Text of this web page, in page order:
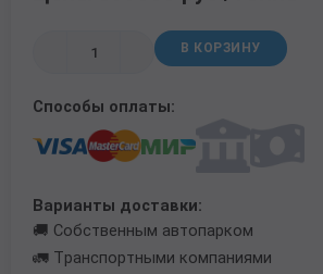
В КОРЗИНУ
Способы оплаты:
Варианты доставки:
🚚 Собственным автопарком
🚛 Транспортными компаниями
Трубы в ВУС изоляции